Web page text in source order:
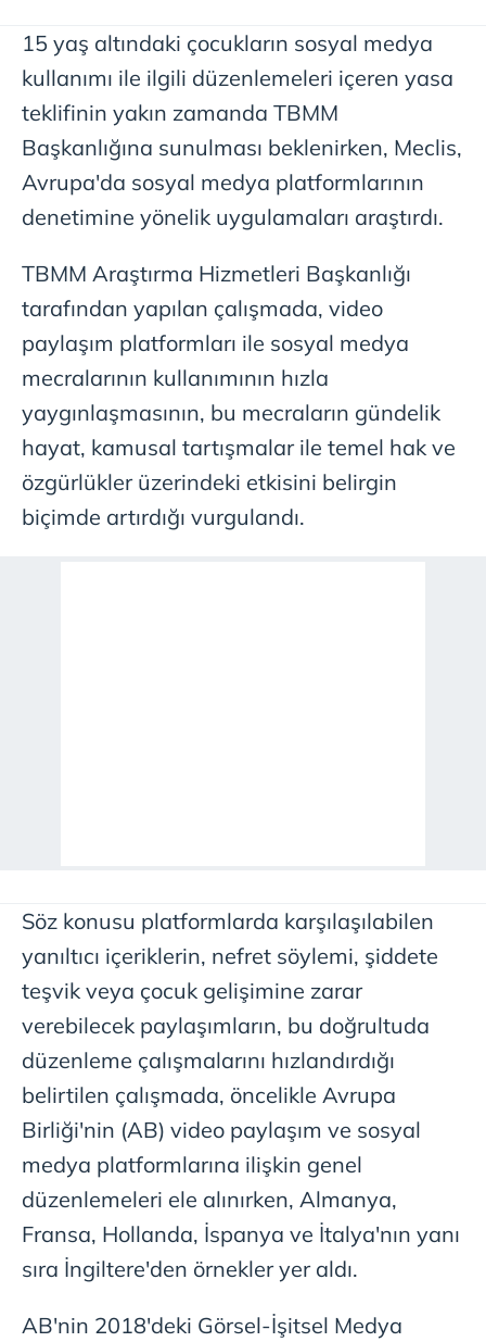
15 yaş altındaki çocukların sosyal medya
kullanımı ile ilgili düzenlemeleri içeren yasa
teklifinin yakın zamanda TBMM
Başkanlığına sunulması beklenirken, Meclis,
Avrupa'da sosyal medya platformlarının
denetimine yönelik uygulamaları araştırdı.
TBMM Araştırma Hizmetleri Başkanlığı
tarafından yapılan çalışmada, video
paylaşım platformları ile sosyal medya
mecralarının kullanımının hızla
yaygınlaşmasının, bu mecraların gündelik
hayat, kamusal tartışmalar ile temel hak ve
özgürlükler üzerindeki etkisini belirgin
biçimde artırdığı vurgulandı.
Söz konusu platformlarda karşılaşılabilen
yanıltıcı içeriklerin, nefret söylemi, şiddete
teşvik veya çocuk gelişimine zarar
verebilecek paylaşımların, bu doğrultuda
düzenleme çalışmalarını hızlandırdığı
belirtilen çalışmada, öncelikle Avrupa
Birliği'nin (AB) video paylaşım ve sosyal
medya platformlarına ilişkin genel
düzenlemeleri ele alınırken, Almanya,
Fransa, Hollanda, İspanya ve İtalya'nın yanı
sıra İngiltere'den örnekler yer aldı.
AB'nin 2018'deki Görsel-İşitsel Medya